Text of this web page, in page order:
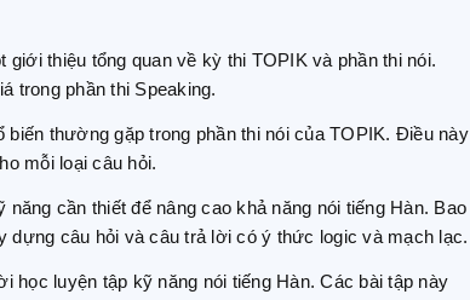
thiệu tổng quan về kỳ thi TOPIK và phần thi nói.
trong phần thi Speaking.
thường gặp trong phần thi nói của TOPIK. Điều này
mỗi loại câu hỏi.
cần thiết để nâng cao khả năng nói tiếng Hàn. Bao
câu hỏi và câu trả lời có ý thức logic và mạch lạc.
học luyện tập kỹ năng nói tiếng Hàn. Các bài tập này